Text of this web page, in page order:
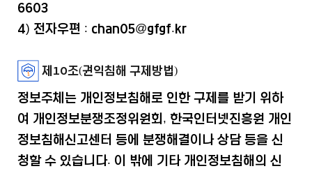
6603
4) 전자우편 : chan05@gfgf.kr
제10조(권익침해 구제방법)
정보주체는 개인정보침해로 인한 구제를 받기 위하
여 개인정보분쟁조정위원회, 한국인터넷진흥원 개인
정보침해신고센터 등에 분쟁해결이나 상담 등을 신
청할 수 있습니다. 이 밖에 기타 개인정보침해의 신